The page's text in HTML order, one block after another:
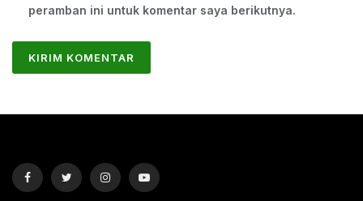
peramban ini untuk komentar saya berikutnya.